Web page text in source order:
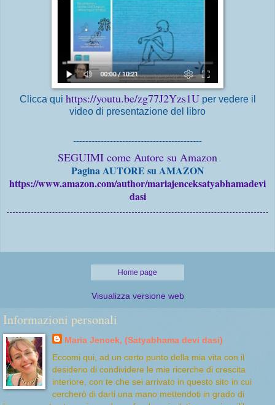
Clicca qui https://youtu.be/zg77J2Yzs1Uper vedere il
video di presentazione del libro
------------------------------------------
SEGUIMI come Autore su Amazon
Pagina AUTORE su AMAZON
https://www.amazon.com/author/mariajenceksatyabhamadevi
dasi
Home page
Visualizza versione web
Informazioni personali
Maria Jencek, (Satyabhama devi dasi)
Eccomi qui, ad un certo punto della mia vita con il
desiderio di condividere le mie ricerche di crescita
interiore, con te che sei arrivato in questo sito in cui
cercherò di darti una mano mettendoti in grado di